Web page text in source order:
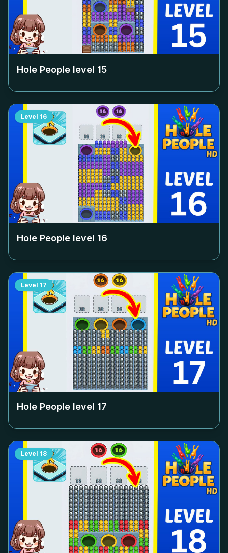
Hole People level 15
Level 16
Hole People level 16
Level 17
Hole People level 17
Level 18